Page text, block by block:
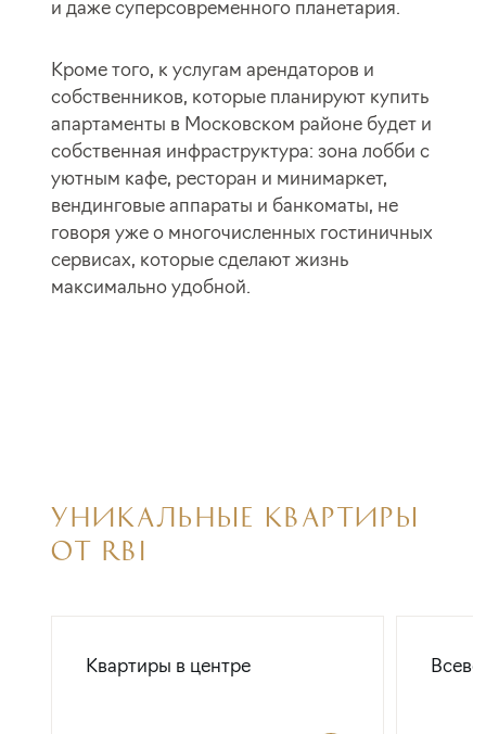
и даже суперсовременного планетария.
Кроме того, к услугам арендаторов и
собственников, которые планируют купить
апартаменты в Московском районе будет и
собственная инфраструктура: зона лобби с
уютным кафе, ресторан и минимаркет,
вендинговые аппараты и банкоматы, не
говоря уже о многочисленных гостиничных
сервисах, которые сделают жизнь
максимально удобной.
УНИКАЛЬНЫЕ КВАРТИРЫ
ОТ RBI
Квартиры в центре